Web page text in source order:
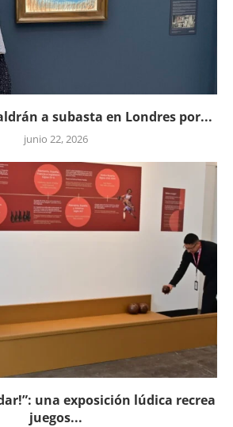
a subasta en Londres por...
junio 22, 2026
una exposición lúdica recrea
juegos...